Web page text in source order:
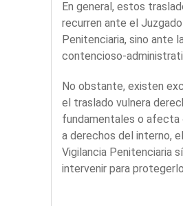
En general, estos
recurren ante el
Penitenciaria, sino ante
contencioso-
No obstante, existen
el traslado vulnera
fundamentales o afecta
a derechos del interno,
Vigilancia Penitenciaria
intervenir para